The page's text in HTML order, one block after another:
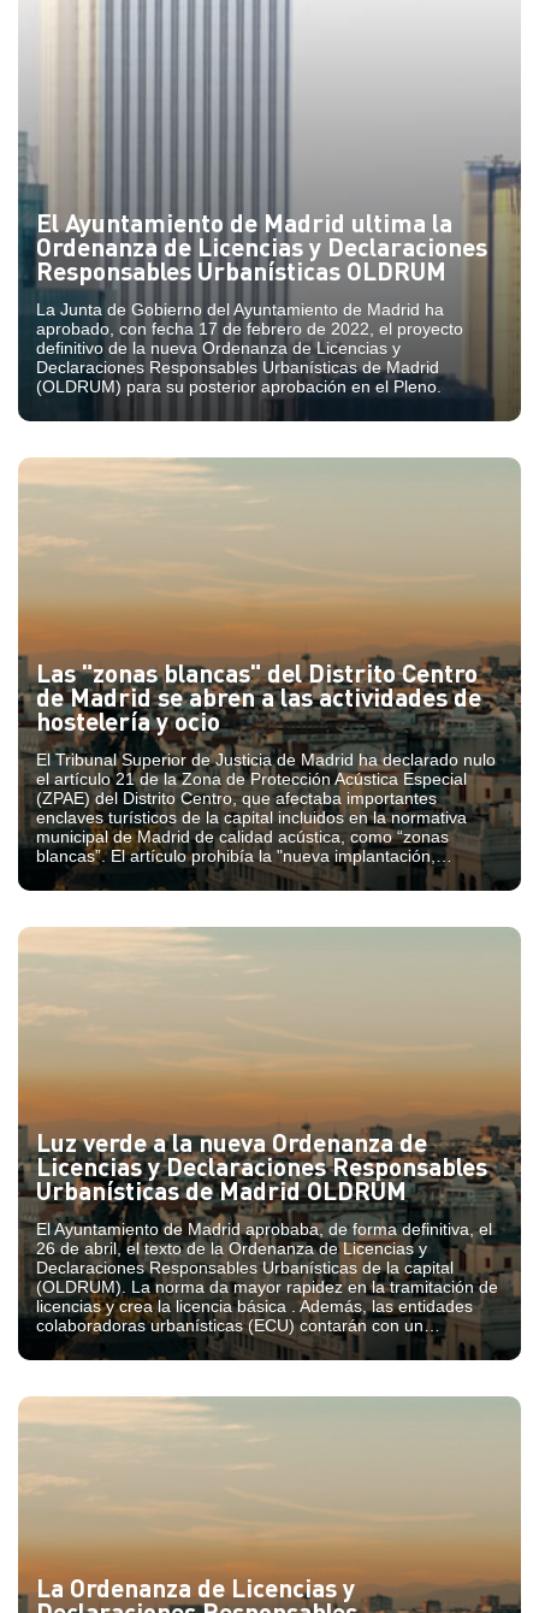
El Ayuntamiento de Madrid ultima la
Ordenanza de Licencias y Declaraciones
Responsables Urbanísticas OLDRUM
La Junta de Gobierno del Ayuntamiento de Madrid ha
aprobado, con fecha 17 de febrero de 2022, el proyecto
definitivo de la nueva Ordenanza de Licencias y
Declaraciones Responsables Urbanísticas de Madrid
(OLDRUM) para su posterior aprobación en el Pleno.
Las "zonas blancas" del Distrito Centro
de Madrid se abren a las actividades de
hostelería y ocio
El Tribunal Superior de Justicia de Madrid ha declarado nulo
el artículo 21 de la Zona de Protección Acústica Especial
(ZPAE) del Distrito Centro, que afectaba importantes
enclaves turísticos de la capital incluidos en la normativa
municipal de Madrid de calidad acústica, como “zonas
blancas”. El artículo prohibía la "nueva implantación,
ampliación o modificación" de negocios de hostelería y ocio
Luz verde a la nueva Ordenanza de
Licencias y Declaraciones Responsables
Urbanísticas de Madrid OLDRUM
El Ayuntamiento de Madrid aprobaba, de forma definitiva, el
26 de abril, el texto de la Ordenanza de Licencias y
Declaraciones Responsables Urbanísticas de la capital
(OLDRUM). La norma da mayor rapidez en la tramitación de
licencias y crea la licencia básica . Además, las entidades
colaboradoras urbanísticas (ECU) contarán con un
reglamento específico y se les concederá un papel mayor.
La Ordenanza de Licencias y